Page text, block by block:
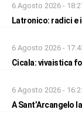
6 Agosto 2026 -
Latronico: radici e
6 Agosto 2026 -
Cicala: vivaistica
6 Agosto 2026 -
A Sant’Arcangelo